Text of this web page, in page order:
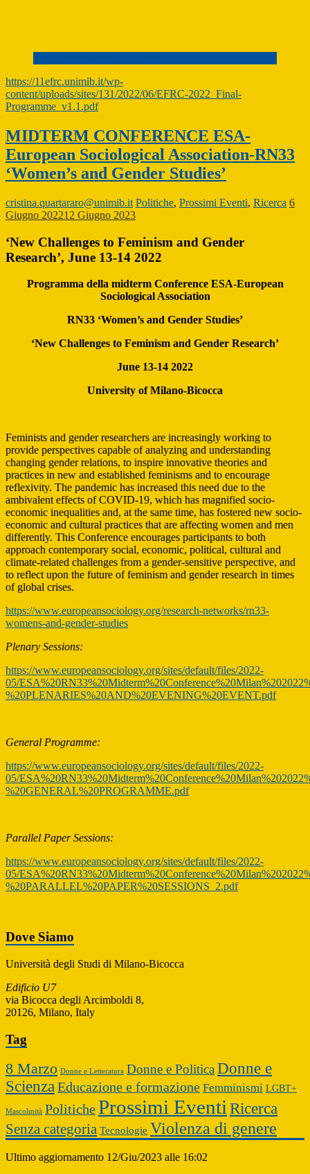
https://11efrc.unimib.it/wp-
content/uploads/sites/131/2022/06/EFRC-2022_Final-
Programme_v1.1.pdf
MIDTERM CONFERENCE ESA-
European Sociological Association-RN33
‘Women’s and Gender Studies’
cristina.quartararo@unimib.it Politiche, Prossimi Eventi, Ricerca 6
Giugno 202212 Giugno 2023
‘New Challenges to Feminism and Gender
Research’, June 13-14 2022
Programma della midterm Conference ESA-European
Sociological Association
RN33 ‘Women’s and Gender Studies’
‘New Challenges to Feminism and Gender Research’
June 13-14 2022
University of Milano-Bicocca
Feminists and gender researchers are increasingly working to
provide perspectives capable of analyzing and understanding
changing gender relations, to inspire innovative theories and
practices in new and established feminisms and to encourage
reflexivity. The pandemic has increased this need due to the
ambivalent effects of COVID-19, which has magnified socio-
economic inequalities and, at the same time, has fostered new socio-
economic and cultural practices that are affecting women and men
differently. This Conference encourages participants to both
approach contemporary social, economic, political, cultural and
climate-related challenges from a gender-sensitive perspective, and
to reflect upon the future of feminism and gender research in times
of global crises.
https://www.europeansociology.org/research-networks/rn33-
womens-and-gender-studies
Plenary Sessions:
https://www.europeansociology.org/sites/default/files/2022-
05/
%20PLENARIES%20AND%20EVENING%20EVENT.pdf
General Programme:
https://www.europeansociology.org/sites/default/files/2022-
05/
%20GENERAL%20PROGRAMME.pdf
Parallel Paper Sessions:
https://www.europeansociology.org/sites/default/files/2022-
05/
%20PARALLEL%20PAPER%20SESSIONS_2.pdf
Dove Siamo
Università degli Studi di Milano-Bicocca
Edificio U7
via Bicocca degli Arcimboldi 8,
20126, Milano, Italy
Tag
8 Marzo Donne e Letteratura Donne e PoliticaDonne e
ScienzaEducazione e formazione Femminismi LGBT+
Mascolinità PoliticheProssimi Eventi Ricerca
Senza categoria Tecnologie Violenza di genere
Ultimo aggiornamento 12/Giu/2023 alle 16:02